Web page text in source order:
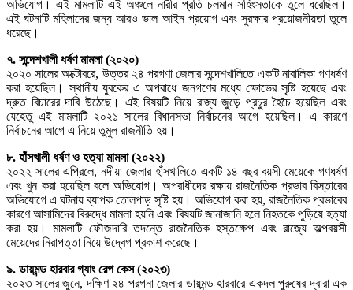
অভিযোগ। এই মামলাটি এই অঞ্চলে নারীর প্রতি চলমান সহিংসতাকে তুলে ধরেছিল।
এই ঘটনাটি মহিলাদের জন্য আরও ভাল আইন প্রয়োগ এবং সুরক্ষার প্রয়োজনীয়তা তুলে
ধরেছে।
৭. সন্দেশখালী ধর্ষণ মামলা (২০২০)
২০২০ সালের অক্টোবরে, উত্তর ২৪ পরগণা জেলার সন্দেশখালিতে একটি নাবালিকা গণধর্ষণ
করা হয়েছিল। স্থানীয় যুবকের এ অপরাধে জনগণের মধ্যে ক্ষোভের সৃষ্টি হয়েছে এবং
দ্রুত বিচারের দাবি উঠেছে। এই বিষয়টি নিয়ে রাজ্য জুড়ে প্রচুর হৈচৈ হয়েছিল এবং
যেহেতু এই মামলাটি ২০২১ সালের বিধানসভা নির্বাচনের আগে হয়েছিল। এ কারণে
নির্বাচনের আগে এ নিয়ে তুমুল রাজনীতি হয়।
৮. হাঁসখালী ধর্ষণ ও হত্যা মামলা (২০২২)
২০২২ সালের এপ্রিলে, নদীয়া জেলার হাঁসখালিতে একটি ১৪ বছর বয়সী মেয়েকে গণধর্ষণ
এবং খুন করা হয়েছিল বলে অভিযোগ। অপরাধীদের রক্ষায় রাজনৈতিক প্রভাব বিস্তারের
অভিযোগে এ ঘটনায় ব্যাপক তোলপাড় সৃষ্টি হয়। অভিযোগ করা হয়, রাজনৈতিক প্রভাবের
কারণে আসামিদের বিরুদ্ধে মামলা হয়নি এবং বিষয়টি জানাজানি হলে নিহতকে পুড়িয়ে হত্যা
করা হয়। মামলাটি ফৌজদারি তদন্তে রাজনৈতিক হস্তক্ষেপ এবং রাজ্যে অল্পবয়সী
মেয়েদের নিরাপত্তা নিয়ে উদ্বেগ প্রকাশ করেছে।
৯. ডায়মন্ড হারবার গ্যাং রেপ কেস (২০২৩)
২০২৩ সালের জুনে, দক্ষিণ ২৪ পরগনা জেলার ডায়মন্ড হারবারে একদল পুরুষের দ্বারা এক